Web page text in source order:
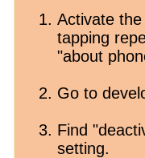
Activate
tapping
"about
Go to
Find
setting.